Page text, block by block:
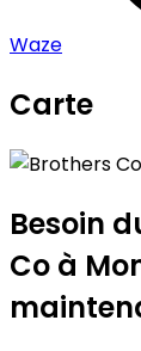
Waze
Carte
+
−
Besoin
Co à